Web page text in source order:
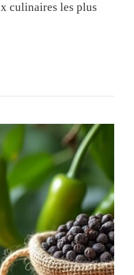
culinaires les plus